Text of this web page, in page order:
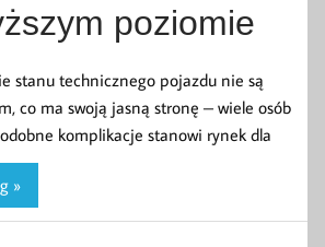
poziomie
stanu technicznego pojazdu nie są
co ma swoją jasną stronę – wiele osób
komplikacje stanowi rynek dla
»